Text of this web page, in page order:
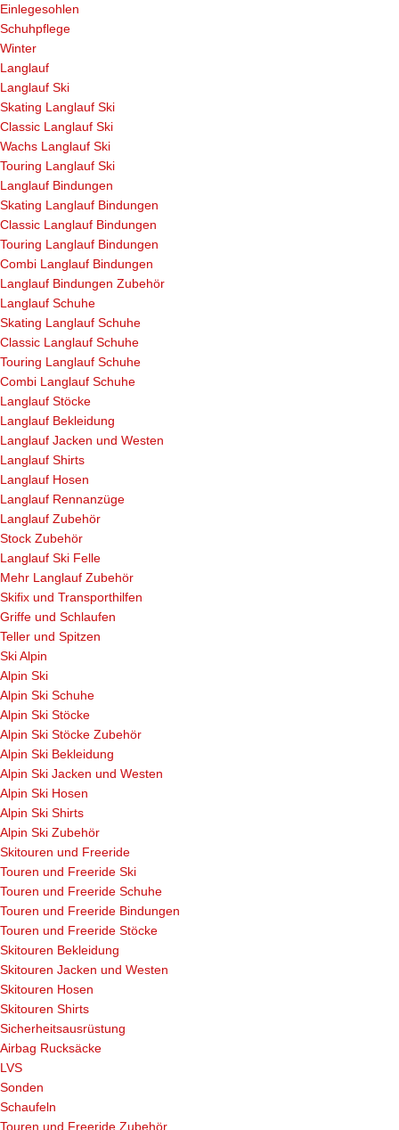
Einlegesohlen
Schuhpflege
Winter
Langlauf
Langlauf Ski
Skating Langlauf Ski
Classic Langlauf Ski
Wachs Langlauf Ski
Touring Langlauf Ski
Langlauf Bindungen
Skating Langlauf Bindungen
Classic Langlauf Bindungen
Touring Langlauf Bindungen
Combi Langlauf Bindungen
Langlauf Bindungen Zubehör
Langlauf Schuhe
Skating Langlauf Schuhe
Classic Langlauf Schuhe
Touring Langlauf Schuhe
Combi Langlauf Schuhe
Langlauf Stöcke
Langlauf Bekleidung
Langlauf Jacken und Westen
Langlauf Shirts
Langlauf Hosen
Langlauf Rennanzüge
Langlauf Zubehör
Stock Zubehör
Langlauf Ski Felle
Mehr Langlauf Zubehör
Skifix und Transporthilfen
Griffe und Schlaufen
Teller und Spitzen
Ski Alpin
Alpin Ski
Alpin Ski Schuhe
Alpin Ski Stöcke
Alpin Ski Stöcke Zubehör
Alpin Ski Bekleidung
Alpin Ski Jacken und Westen
Alpin Ski Hosen
Alpin Ski Shirts
Alpin Ski Zubehör
Skitouren und Freeride
Touren und Freeride Ski
Touren und Freeride Schuhe
Touren und Freeride Bindungen
Touren und Freeride Stöcke
Skitouren Bekleidung
Skitouren Jacken und Westen
Skitouren Hosen
Skitouren Shirts
Sicherheitsausrüstung
Airbag Rucksäcke
LVS
Sonden
Schaufeln
Touren und Freeride Zubehör